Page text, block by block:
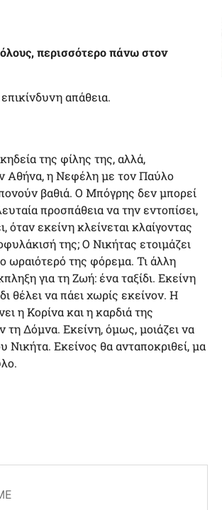
περισσότερο πάνω στον
απάθεια.
της φίλης της, αλλά,
Αθήνα, η Νεφέλη με τον Παύλο
βαθιά. Ο Μπόγρης δεν μπορεί
προσπάθεια να την εντοπίσει,
όταν εκείνη κλείνεται κλαίγοντας
της; Ο Νικήτας ετοιμάζει
ωραιότερό της φόρεμα. Τι άλλη
για τη Ζωή: ένα ταξίδι. Εκείνη
θέλει να πάει χωρίς εκείνον. Η
η Κορίνα και η καρδιά της
τη Δόμνα. Εκείνη, όμως, μοιάζει να
Νικήτα. Εκείνος θα ανταποκριθεί, μα